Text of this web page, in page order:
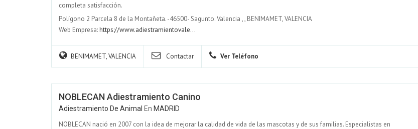
completa satisfacción.
Polígono 2 Parcela 8 de la Montañeta. -46500- Sagunto. Valencia ,, BENIMAMET, VALENCIA
Web Empresa:https://www.adiestramientovale...
BENIMAMET, VALENCIA Contactar Ver Teléfono
NOBLECAN Adiestramiento Canino
Adiestramiento De Animal En MADRID
NOBLECAN nació en 2007 con la idea de mejorar la calidad de vida de las mascotas y de sus familias. Especialistas en